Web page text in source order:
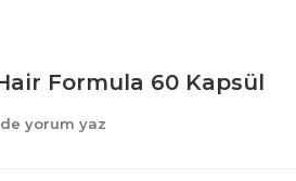
Formula 60 Kapsül
yorum yaz